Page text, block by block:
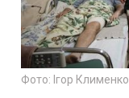
Фото: Ігор Клименко